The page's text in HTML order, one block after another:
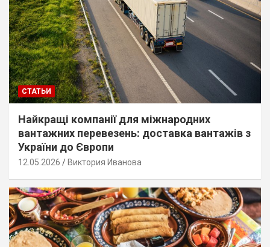
СТАТЬИ
Найкращі компанії для міжнародних
вантажних перевезень: доставка вантажів з
України до Європи
12.05.2026 Виктория Иванова